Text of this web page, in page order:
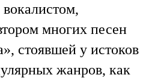
многих песен
стоявшей у истоков
жанров, как